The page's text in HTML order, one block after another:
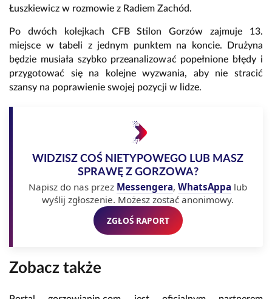
Łuszkiewicz w rozmowie z Radiem Zachód.
Po dwóch kolejkach CFB Stilon Gorzów zajmuje 13.
miejsce w tabeli z jednym punktem na koncie. Drużyna
będzie musiała szybko przeanalizować popełnione błędy i
przygotować się na kolejne wyzwania, aby nie stracić
szansy na poprawienie swojej pozycji w lidze.
WIDZISZ COŚ NIETYPOWEGO LUB MASZ
SPRAWĘ Z GORZOWA?
Napisz do nas przez Messengera, WhatsAppa lub
wyślij zgłoszenie. Możesz zostać anonimowy.
ZGŁOŚ RAPORT
Zobacz także